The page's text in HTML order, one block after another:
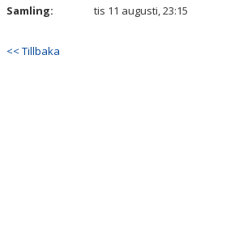
Samling:
tis 11 augusti, 23:15
<< Tillbaka